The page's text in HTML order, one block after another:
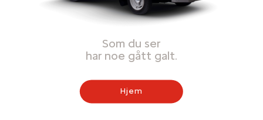
Som du ser
har noe gått galt.
Hjem